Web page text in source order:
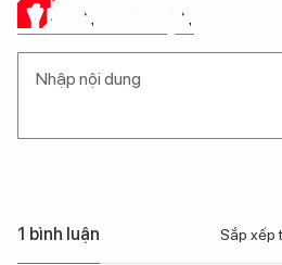
Ý KIẾN CỦA BẠN
1 bình luận Sắp xếp